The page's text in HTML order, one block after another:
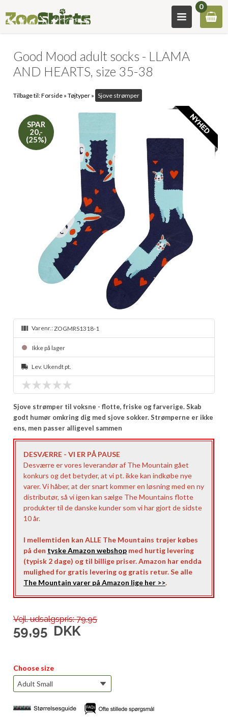
0
Good Mood adult socks - LLAMA
AND HEARTS, size 35-38
Tilbage til:Forside »Tøjtyper » Sjove strømper
SPAR
20,-
(25%)
Varenr.:ZOGMRS1318-1
Ikke på lager
Lev. Ukendt pt.
Sjove strømper til voksne - flotte, friske og farverige. Skab
godt humør omkring dig med sjove sokker. Strømperne er ikke
ens, men passer alligevel sammen
DESVÆRRE - VI ER PÅ PAUSE
Desværre er vores leverandør af The Mountain gået
konkurs og det betyder, at vi pt. ikke kan indkøbe nye
varer. Vi håber, at der snart kommer en løsning med en ny
distributør, så vi igen kan sælge The Mountains flotte
produkter til de danske kunder som vi har gjort de sidste
10 år.
I mellemtiden kan ALLE The Mountains trøjer købes
på den tyske Amazon webshop med hurtig levering
(typisk 2 dage) og til billige priser. Amazon har endda
mulighed for gratis levering og gratis retur. Se alle
The Mountain varer på Amazon lige her >>.
Vejl. udsalgspris: 79,95
59,95 DKK
Choose size